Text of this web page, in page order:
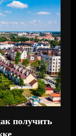
получить